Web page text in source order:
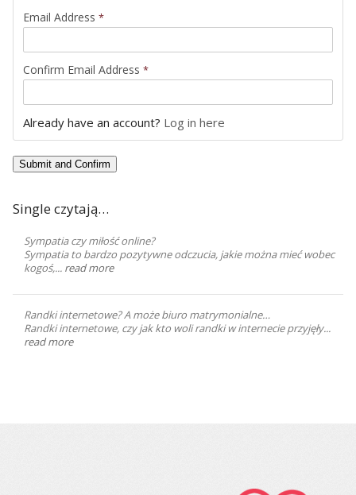
Email Address *
Confirm Email Address *
Already have an account? Log in here
Single czytają…
Sympatia czy miłość online?
Sympatia to bardzo pozytywne odczucia, jakie można mieć wobec
kogoś,... read more
Randki internetowe? A może biuro matrymonialne…
Randki internetowe, czy jak kto woli randki w internecie przyjęły...
read more